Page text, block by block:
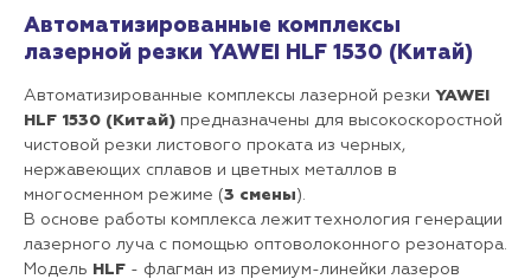
Автоматизированные комплексы
лазерной резки YAWEI HLF 1530 (Китай)
Автоматизированные комплексы лазерной резки YAWEI
HLF 1530 (Китай) предназначены для высокоскоростной
чистовой резки листового проката из черных,
нержавеющих сплавов и цветных металлов в
многосменном режиме (3 смены).
В основе работы комплекса лежит технология генерации
лазерного луча с помощью оптоволоконного резонатора.
Модель HLF - флагман из премиум-линейки лазеров